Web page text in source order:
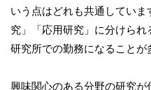
いう点はどれも共通してい
究」「応用研究」に分けら
研究所での勤務になることが
興味関心のある分野の研究